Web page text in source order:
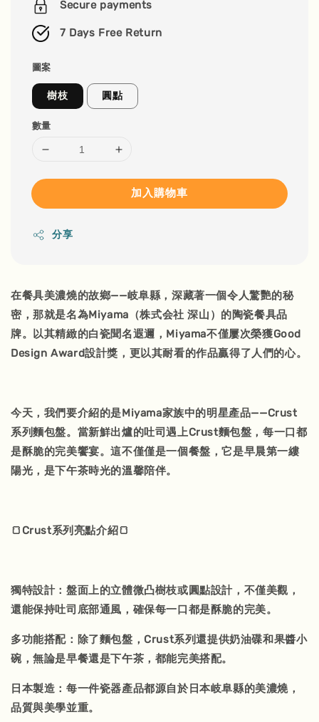
Secure payments
7 Days Free Return
圖案
樹枝 圓點
數量
加入購物車
分享
在餐具美濃燒的故鄉——岐阜縣，深藏著一個令人驚艷的秘
密，那就是名為Miyama（株式会社 深山）的陶瓷餐具品
牌。以其精緻的白瓷聞名遐邇，Miyama不僅屢次榮獲Good
Design Award設計獎，更以其耐看的作品贏得了人們的心。
今天，我們要介紹的是Miyama家族中的明星產品——Crust
系列麵包盤。當新鮮出爐的吐司遇上Crust麵包盤，每一口都
是酥脆的完美饗宴。這不僅僅是一個餐盤，它是早晨第一縷
陽光，是下午茶時光的溫馨陪伴。
🍞Crust系列亮點介紹🍞
獨特設計：盤面上的立體微凸樹枝或圓點設計，不僅美觀，
還能保持吐司底部通風，確保每一口都是酥脆的完美。
多功能搭配：除了麵包盤，Crust系列還提供奶油碟和果醬小
碗，無論是早餐還是下午茶，都能完美搭配。
日本製造：每一件瓷器產品都源自於日本岐阜縣的美濃燒，
品質與美學並重。